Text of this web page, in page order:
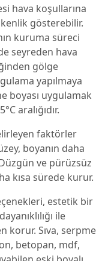
hava koşullarına
gösterebilir.
kuruma süreci
seyreden hava
gölge
yapılmaya
boyası uygulamak
aralığıdır.
faktörler
boyanın daha
ve pürüzsüz
kısa sürede kurur.
estetik bir
ile
korur. Sıva, serpme
betopan, mdf,